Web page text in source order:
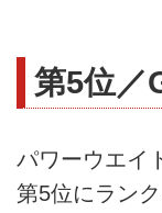
第5位／
パワーウエイ
第5位にラン